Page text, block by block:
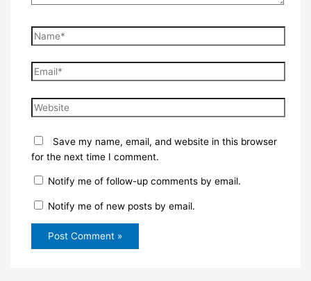
Name*
Email*
Website
Save my name, email, and website in this browser
for the next time I comment.
Notify me of follow-up comments by email.
Notify me of new posts by email.